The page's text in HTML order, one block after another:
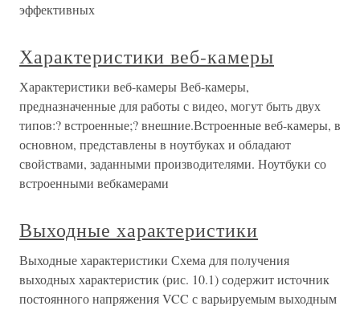
эффективных
Характеристики веб-камеры
Характеристики веб-камеры Веб-камеры,
предназначенные для работы с видео, могут быть двух
типов:? встроенные;? внешние.Встроенные веб-камеры, в
основном, представлены в ноутбуках и обладают
свойствами, заданными производителями. Ноутбуки со
встроенными вебкамерами
Выходные характеристики
Выходные характеристики Схема для получения
выходных характеристик (рис. 10.1) содержит источник
постоянного напряжения VCC с варьируемым выходным